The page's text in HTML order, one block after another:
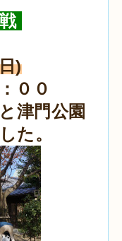
)
００
津門公園
た。